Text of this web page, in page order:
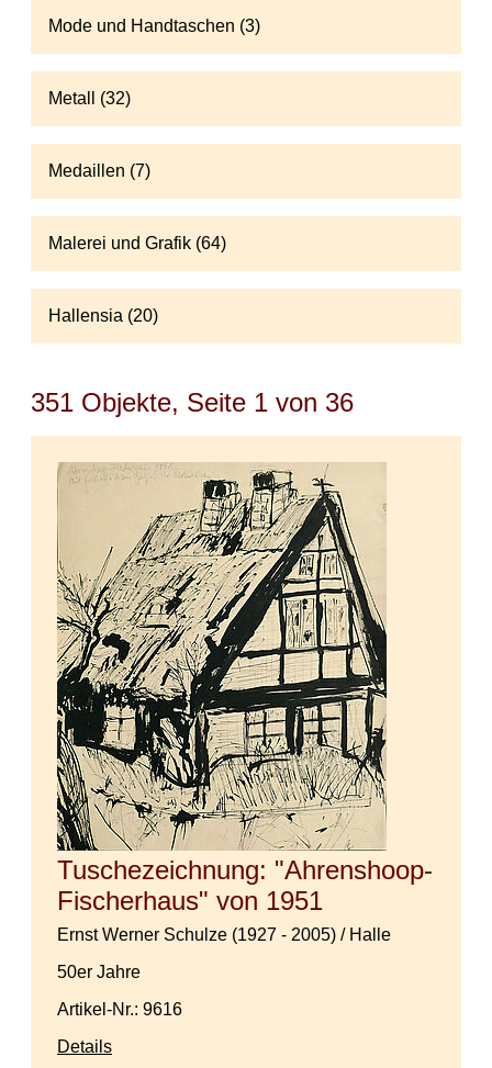
Mode und Handtaschen (3)
Metall (32)
Medaillen (7)
Malerei und Grafik (64)
Hallensia (20)
351 Objekte, Seite 1 von 36
Tuschezeichnung: "Ahrenshoop-
Fischerhaus" von 1951
Ernst Werner Schulze (1927 - 2005) / Halle
50er Jahre
Artikel-Nr.: 9616
Details